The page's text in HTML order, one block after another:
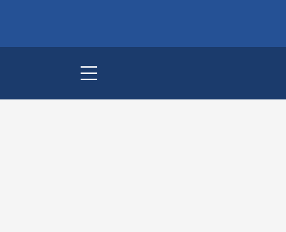
Toggle navigation